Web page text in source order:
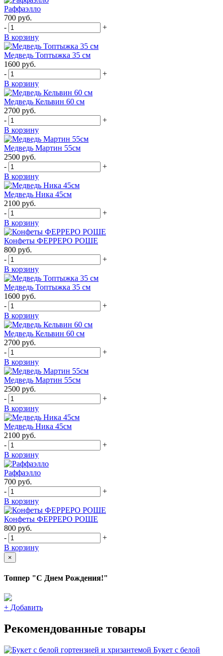
Раффаэлло
700 руб.
-
+
В корзину
Медведь Топтыжка 35 см
1600 руб.
-
+
В корзину
Медведь Кельвин 60 см
2700 руб.
-
+
В корзину
Медведь Мартин 55см
2500 руб.
-
+
В корзину
Медведь Ника 45см
2100 руб.
-
+
В корзину
Конфеты ФЕРРЕРО РОШЕ
800 руб.
-
+
В корзину
Медведь Топтыжка 35 см
1600 руб.
-
+
В корзину
Медведь Кельвин 60 см
2700 руб.
-
+
В корзину
Медведь Мартин 55см
2500 руб.
-
+
В корзину
Медведь Ника 45см
2100 руб.
-
+
В корзину
Раффаэлло
700 руб.
-
+
В корзину
Конфеты ФЕРРЕРО РОШЕ
800 руб.
-
+
В корзину
×
Топпер "С Днем Рождения!"
+ Добавить
Рекомендованные товары
Букет с белой